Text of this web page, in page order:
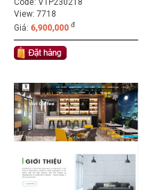
Code: VTP230218
View: 7718
Giá: 6,900,000 đ